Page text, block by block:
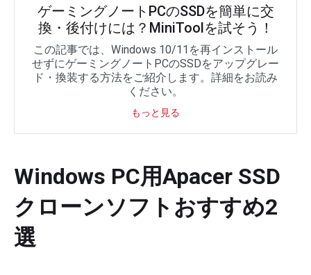
ゲーミングノートPCのSSDを簡単に交
換・後付けには？MiniToolを試そう！
この記事では、Windows 10/11を再インストール
せずにゲーミングノートPCのSSDをアップグレー
ド・換装する方法をご紹介します。詳細をお読み
ください。
もっと見る
Windows PC用Apacer SSD
クローンソフトおすすめ2
選